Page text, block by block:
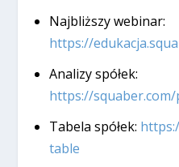
Najbliższy webinar:
https://
Analizy spółek:
https://
Tabela spółek:
table